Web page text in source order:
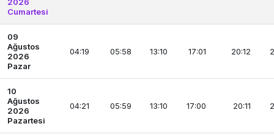
Cumartesi
09
Ağustos
2026
Pazar
04:19 05:58 13:10 17:01 20:12
10
Ağustos
2026
Pazartesi
04:21 05:59 13:10 17:00 20:11